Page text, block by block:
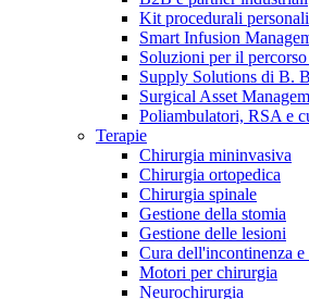
Kit procedurali
Smart Infusion
Soluzioni per il
Supply Solutions di B.
Surgical Asset
Poliambulatori, RSA e
Terapie
Chirurgia mininvasiva
Chirurgia ortopedica
Chirurgia spinale
Gestione della stomia
Gestione delle lesioni
Cura dell'incontinenza e
Motori per chirurgia
Neurochirurgia